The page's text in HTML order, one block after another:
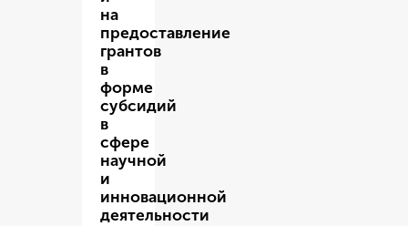
на
предоставление
грантов
в
форме
субсидий
в
сфере
научной
и
инновационной
деятельности